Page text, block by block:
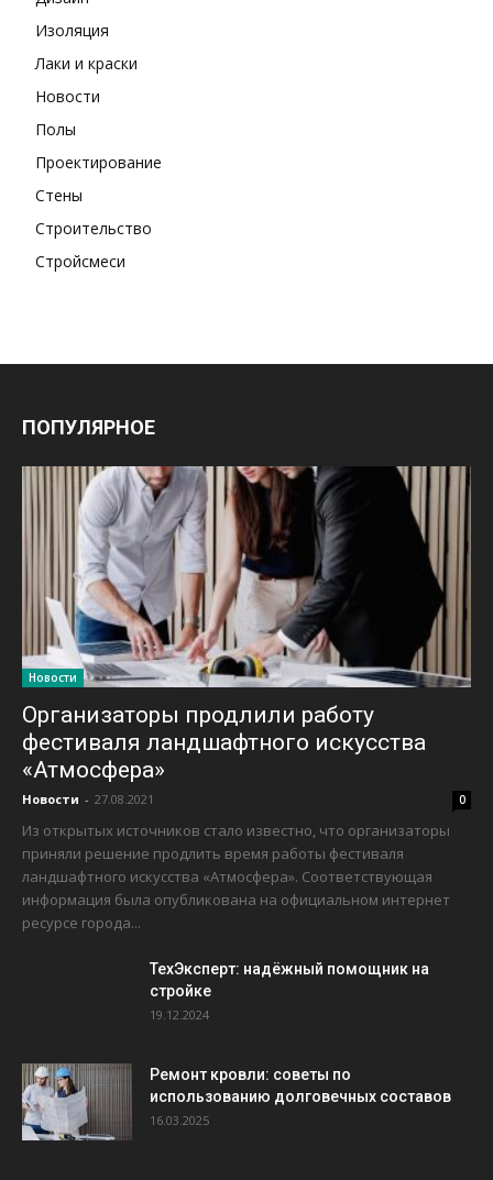
Изоляция
Лаки и краски
Новости
Полы
Проектирование
Стены
Строительство
Стройсмеси
ПОПУЛЯРНОЕ
Новости
Организаторы продлили работу
фестиваля ландшафтного искусства
«Атмосфера»
Новости - 27.08.2021 0
Из открытых источников стало известно, что организаторы
приняли решение продлить время работы фестиваля
ландшафтного искусства «Атмосфера». Соответствующая
информация была опубликована на официальном интернет
ресурсе города...
ТехЭксперт: надёжный помощник на
стройке
19.12.2024
Ремонт кровли: советы по
использованию долговечных составов
16.03.2025